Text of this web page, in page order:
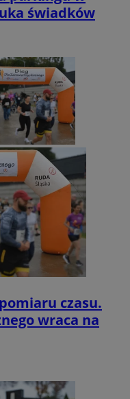
świadków
czasu.
wraca na